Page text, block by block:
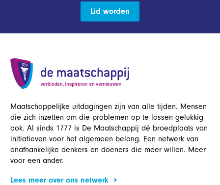
Lid worden
Maatschappelijke uitdagingen zijn van alle tijden. Mensen
die zich inzetten om die problemen op te lossen gelukkig
ook. Al sinds 1777 is De Maatschappij dé broedplaats van
initiatieven voor het algemeen belang. Een netwerk van
onafhankelijke denkers en doeners die meer willen. Meer
voor een ander.
Lees meer over ons netwerk